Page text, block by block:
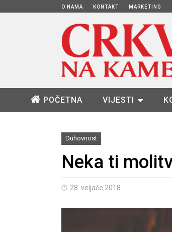
O NAMA KONTAKT MARKETING
POČETNA VIJESTI
Duhovnost
Neka ti
28. veljače 2018.